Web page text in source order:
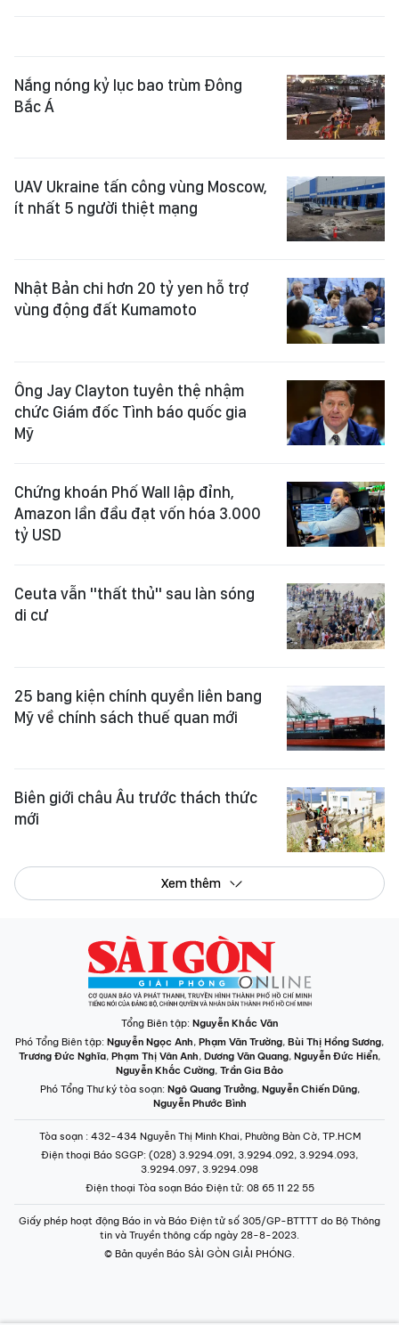
Nắng nóng kỷ lục bao trùm Đông
Bắc Á
UAV Ukraine tấn công vùng Moscow,
ít nhất 5 người thiệt mạng
Nhật Bản chi hơn 20 tỷ yen hỗ trợ
vùng động đất Kumamoto
Ông Jay Clayton tuyên thệ nhậm
chức Giám đốc Tình báo quốc gia
Mỹ
Chứng khoán Phố Wall lập đỉnh,
Amazon lần đầu đạt vốn hóa 3.000
tỷ USD
Ceuta vẫn "thất thủ" sau làn sóng
di cư
25 bang kiện chính quyền liên bang
Mỹ về chính sách thuế quan mới
Biên giới châu Âu trước thách thức
mới
Xem thêm
Tổng Biên tập: Nguyễn Khắc Văn
Phó Tổng Biên tập: Nguyễn Ngọc Anh, Phạm Văn Trường, Bùi Thị Hồng Sương,
Trương Đức Nghĩa, Phạm Thị Vân Anh, Dương Văn Quang, Nguyễn Đức Hiển,
Nguyễn Khắc Cường, Trần Gia Bảo
Phó Tổng Thư ký tòa soạn: Ngô Quang Trưởng, Nguyễn Chiến Dũng,
Nguyễn Phước Bình
Tòa soạn : 432-434 Nguyễn Thị Minh Khai, Phường Bàn Cờ, TP.HCM
Điện thoại Báo SGGP: (028) 3.9294.091, 3.9294.092, 3.9294.093,
3.9294.097, 3.9294.098
Điện thoại Tòa soạn Báo Điện tử: 08 65 11 22 55
Giấy phép hoạt động Báo in và Báo Điện tử số 305/GP-BTTTT do Bộ Thông
tin và Truyền thông cấp ngày 28-8-2023.
© Bản quyền Báo SÀI GÒN GIẢI PHÓNG.